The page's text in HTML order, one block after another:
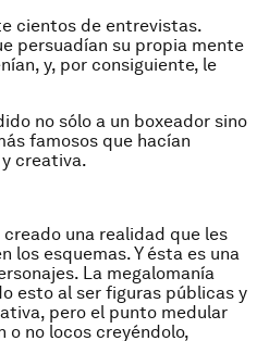
cientos de entrevistas.
persuadían su propia mente
y, por consiguiente, le
no sólo a un boxeador sino
famosos que hacían
creativa.
una realidad que les
los esquemas. Y ésta es una
La megalomanía
esto al ser figuras públicas y
pero el punto medular
o no locos creyéndolo,